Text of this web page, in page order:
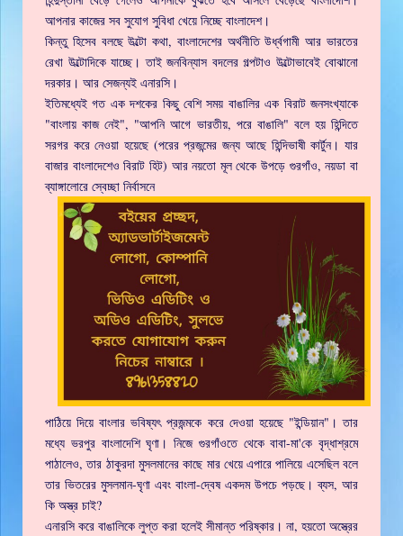
আপনার কাজের সব সুযোগ সুবিধা খেয়ে নিচ্ছে বাংলাদেশ।
কিন্তু হিসেব বলছে উল্টো কথা, বাংলাদেশের অর্থনীতি উর্ধ্বগামী আর ভারতের
রেখা উল্টোদিকে যাচ্ছে। তাই জনবিন্যাস বদলের গল্পটাও উল্টোভাবেই বোঝানো
দরকার। আর সেজন্যই এনারসি।
ইতিমধ্যেই গত এক দশকের কিছু বেশি সময় বাঙালির এক বিরাট জনসংখ্যাকে
"বাংলায় কাজ নেই", "আপনি আগে ভারতীয়, পরে বাঙালি" বলে হয় হিন্দিতে
সরগর করে নেওয়া হয়েছে (পরের প্রজন্মের জন্য আছে হিন্দিভাষী কার্টুন। যার
বাজার বাংলাদেশেও বিরাট হিট) আর নয়তো মূল থেকে উপড়ে গুরগাঁও, নয়ডা বা
ব্যাঙ্গালোরে স্বেচ্ছা নির্বাসনে
পাঠিয়ে দিয়ে বাংলার ভবিষ্যৎ প্রজন্মকে করে দেওয়া হয়েছে "ইন্ডিয়ান"। তার
মধ্যে ভরপুর বাংলাদেশি ঘৃণা। নিজে গুরগাঁওতে থেকে বাবা-মা'কে বৃদ্ধাশ্রমে
পাঠালেও, তার ঠাকুরদা মুসলমানের কাছে মার খেয়ে এপারে পালিয়ে এসেছিল বলে
তার ভিতরের মুসলমান-ঘৃণা এবং বাংলা-দ্বেষ একদম উপচে পড়ছে। ব্যস, আর
কি অস্ত্র চাই?
এনারসি করে বাঙালিকে লুপ্ত করা হলেই সীমান্ত পরিষ্কার। না, হয়তো অস্ত্রের